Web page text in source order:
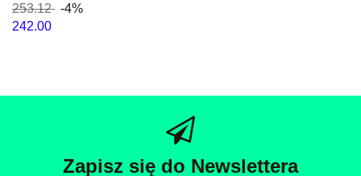
253.12
-4%
242.00
Zapisz się do Newslettera